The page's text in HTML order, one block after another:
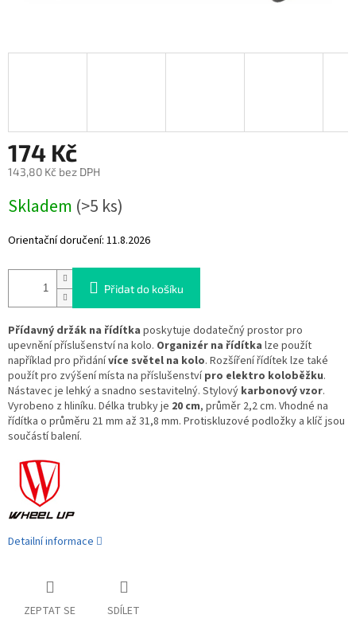
174 Kč
143,80 Kč bez DPH
cena:
Skladem (>5 ks)
Orientační doručení: 11.8.2026
Přidat do košíku
Přídavný držák na řídítka poskytuje dodatečný prostor pro
upevnění příslušenství na kolo. Organizér na řídítka lze použít
například pro přidánívíce světel na kolo. Rozšíření řídítek lze také
použít pro zvýšení místa na příslušenstvípro elektro koloběžku.
Nástavec je lehký a snadno sestavitelný. Stylový karbonový vzor.
Vyrobeno z hliníku. Délka trubky je 20 cm, průměr 2,2 cm. Vhodné na
řídítka o průměru 21 mm až 31,8 mm. Protiskluzové podložky a klíč jsou
součástí balení.
Detailní informace
ZEPTAT SE SDÍLET